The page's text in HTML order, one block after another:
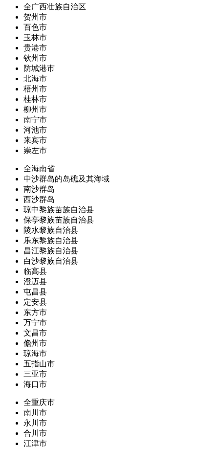
全广西壮族自治区
贺州市
百色市
玉林市
贵港市
钦州市
防城港市
北海市
梧州市
桂林市
柳州市
南宁市
河池市
来宾市
崇左市
全海南省
中沙群岛的岛礁及其海域
南沙群岛
西沙群岛
琼中黎族苗族自治县
保亭黎族苗族自治县
陵水黎族自治县
乐东黎族自治县
昌江黎族自治县
白沙黎族自治县
临高县
澄迈县
屯昌县
定安县
东方市
万宁市
文昌市
儋州市
琼海市
五指山市
三亚市
海口市
全重庆市
南川市
永川市
合川市
江津市